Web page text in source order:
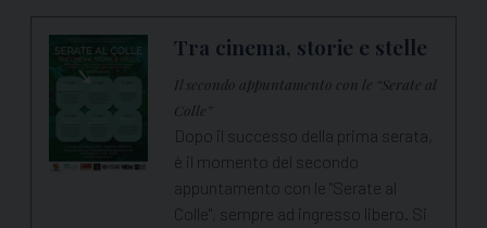
Tra cinema, storie e stelle
Il secondo appuntamento con le “Serate al
Colle”
Dopo il successo della prima serata,
è il momento del secondo
appuntamento con le "Serate al
Colle", sempre ad ingresso libero. Si